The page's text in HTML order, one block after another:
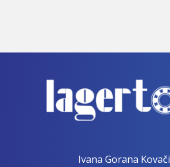
Ivana Gorana